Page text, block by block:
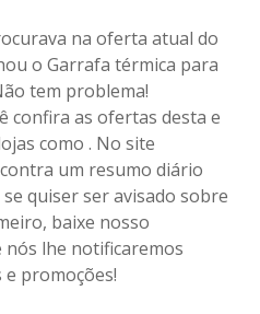
na oferta atual do
o Garrafa térmica para
tem problema!
confira as ofertas desta e
como . No site
um resumo diário
quiser ser avisado sobre
baixe nosso
nós lhe notificaremos
promoções!